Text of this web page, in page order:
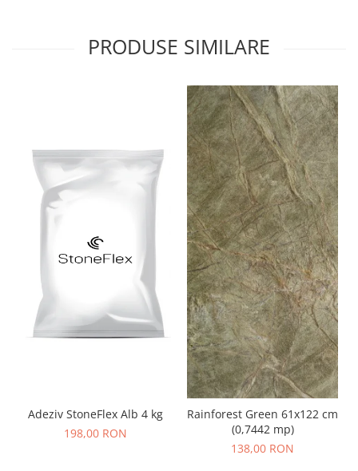
PRODUSE SIMILARE
Adeziv StoneFlex Alb 4 kg
198,00 RON
Rainforest Green 61x122 cm
(0,7442 mp)
138,00 RON